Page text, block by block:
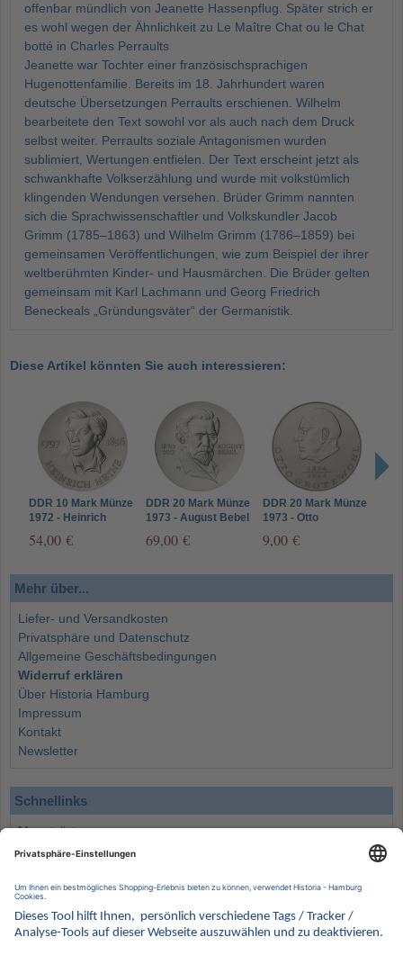
offenbar mündlich von Jeanette Hassenpflug. Später strich er
es wohl wegen der Ähnlichkeit zu Le Maître Chat ou le Chat
botté in Charles Perraults
Jeanette war Tochter einer französischsprachigen
Hugenottenfamilie. Bereits im 18. Jahrhundert waren
deutsche Übersetzungen Perraults erschienen. Wilhelm
bearbeitete den Text sowohl vor als auch nach dem Druck
selbst weiter. Perraults soziale Antagonismen wurden
sublimiert, Wertungen entfielen. Der Text erscheint jetzt als
schwankhafte Volkserzählung und wurde mit volkstümlich
klingenden Wendungen versehen. Brüder Grimm nannten
sich die Sprachwissenschaftler und Volkskundler Jacob
Grimm (1785–1863) und Wilhelm Grimm (1786–1859) bei
gemeinsamen Veröffentlichungen, wie zum Beispiel der ihrer
weltberühmten Kinder- und Hausmärchen. Die Brüder gelten
gemeinsam mit Karl Lachmann und Georg Friedrich
Beneckeals „Gründungsväter“ der Germanistik.
Diese Artikel könnten Sie auch interessieren:
DDR 10 Mark Münze
1972 - Heinrich
54,00 €
DDR 20 Mark Münze
1973 - August Bebel
69,00 €
DDR 20 Mark Münze
1973 - Otto
9,00 €
Mehr über...
Liefer- und Versandkosten
Privatsphäre und Datenschutz
Allgemeine Geschäftsbedingungen
Widerruf erklären
Über Historia Hamburg
Impressum
Kontakt
Newsletter
Schnellinks
Monatsliste
Angebote
Wissenswertes
Kontakt